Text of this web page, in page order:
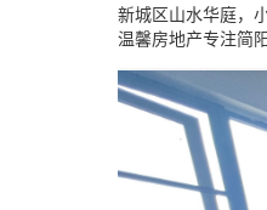
新城区山水华庭，
温馨房地产专注简